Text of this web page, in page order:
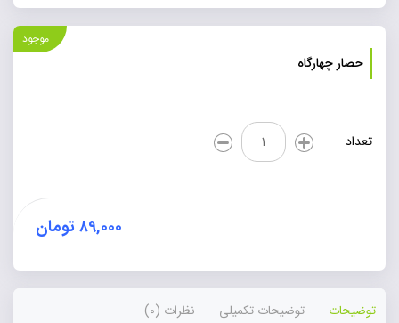
حصار چهارگاه
موجود
تعداد
حصار
چهارگاه
عدد
۸۹,۰۰۰تومان
توضیحات توضیحات تکمیلی نظرات (0)